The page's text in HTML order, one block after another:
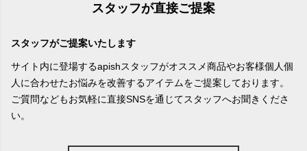
スタッフが直接ご提案
スタッフがご提案いたします
サイト内に登場するapishスタッフがオススメ商品やお客様個人個
人に合わせたお悩みを改善するアイテムをご提案しております。
ご質問などもお気軽に直接SNSを通じてスタッフへお聞きくださ
い。